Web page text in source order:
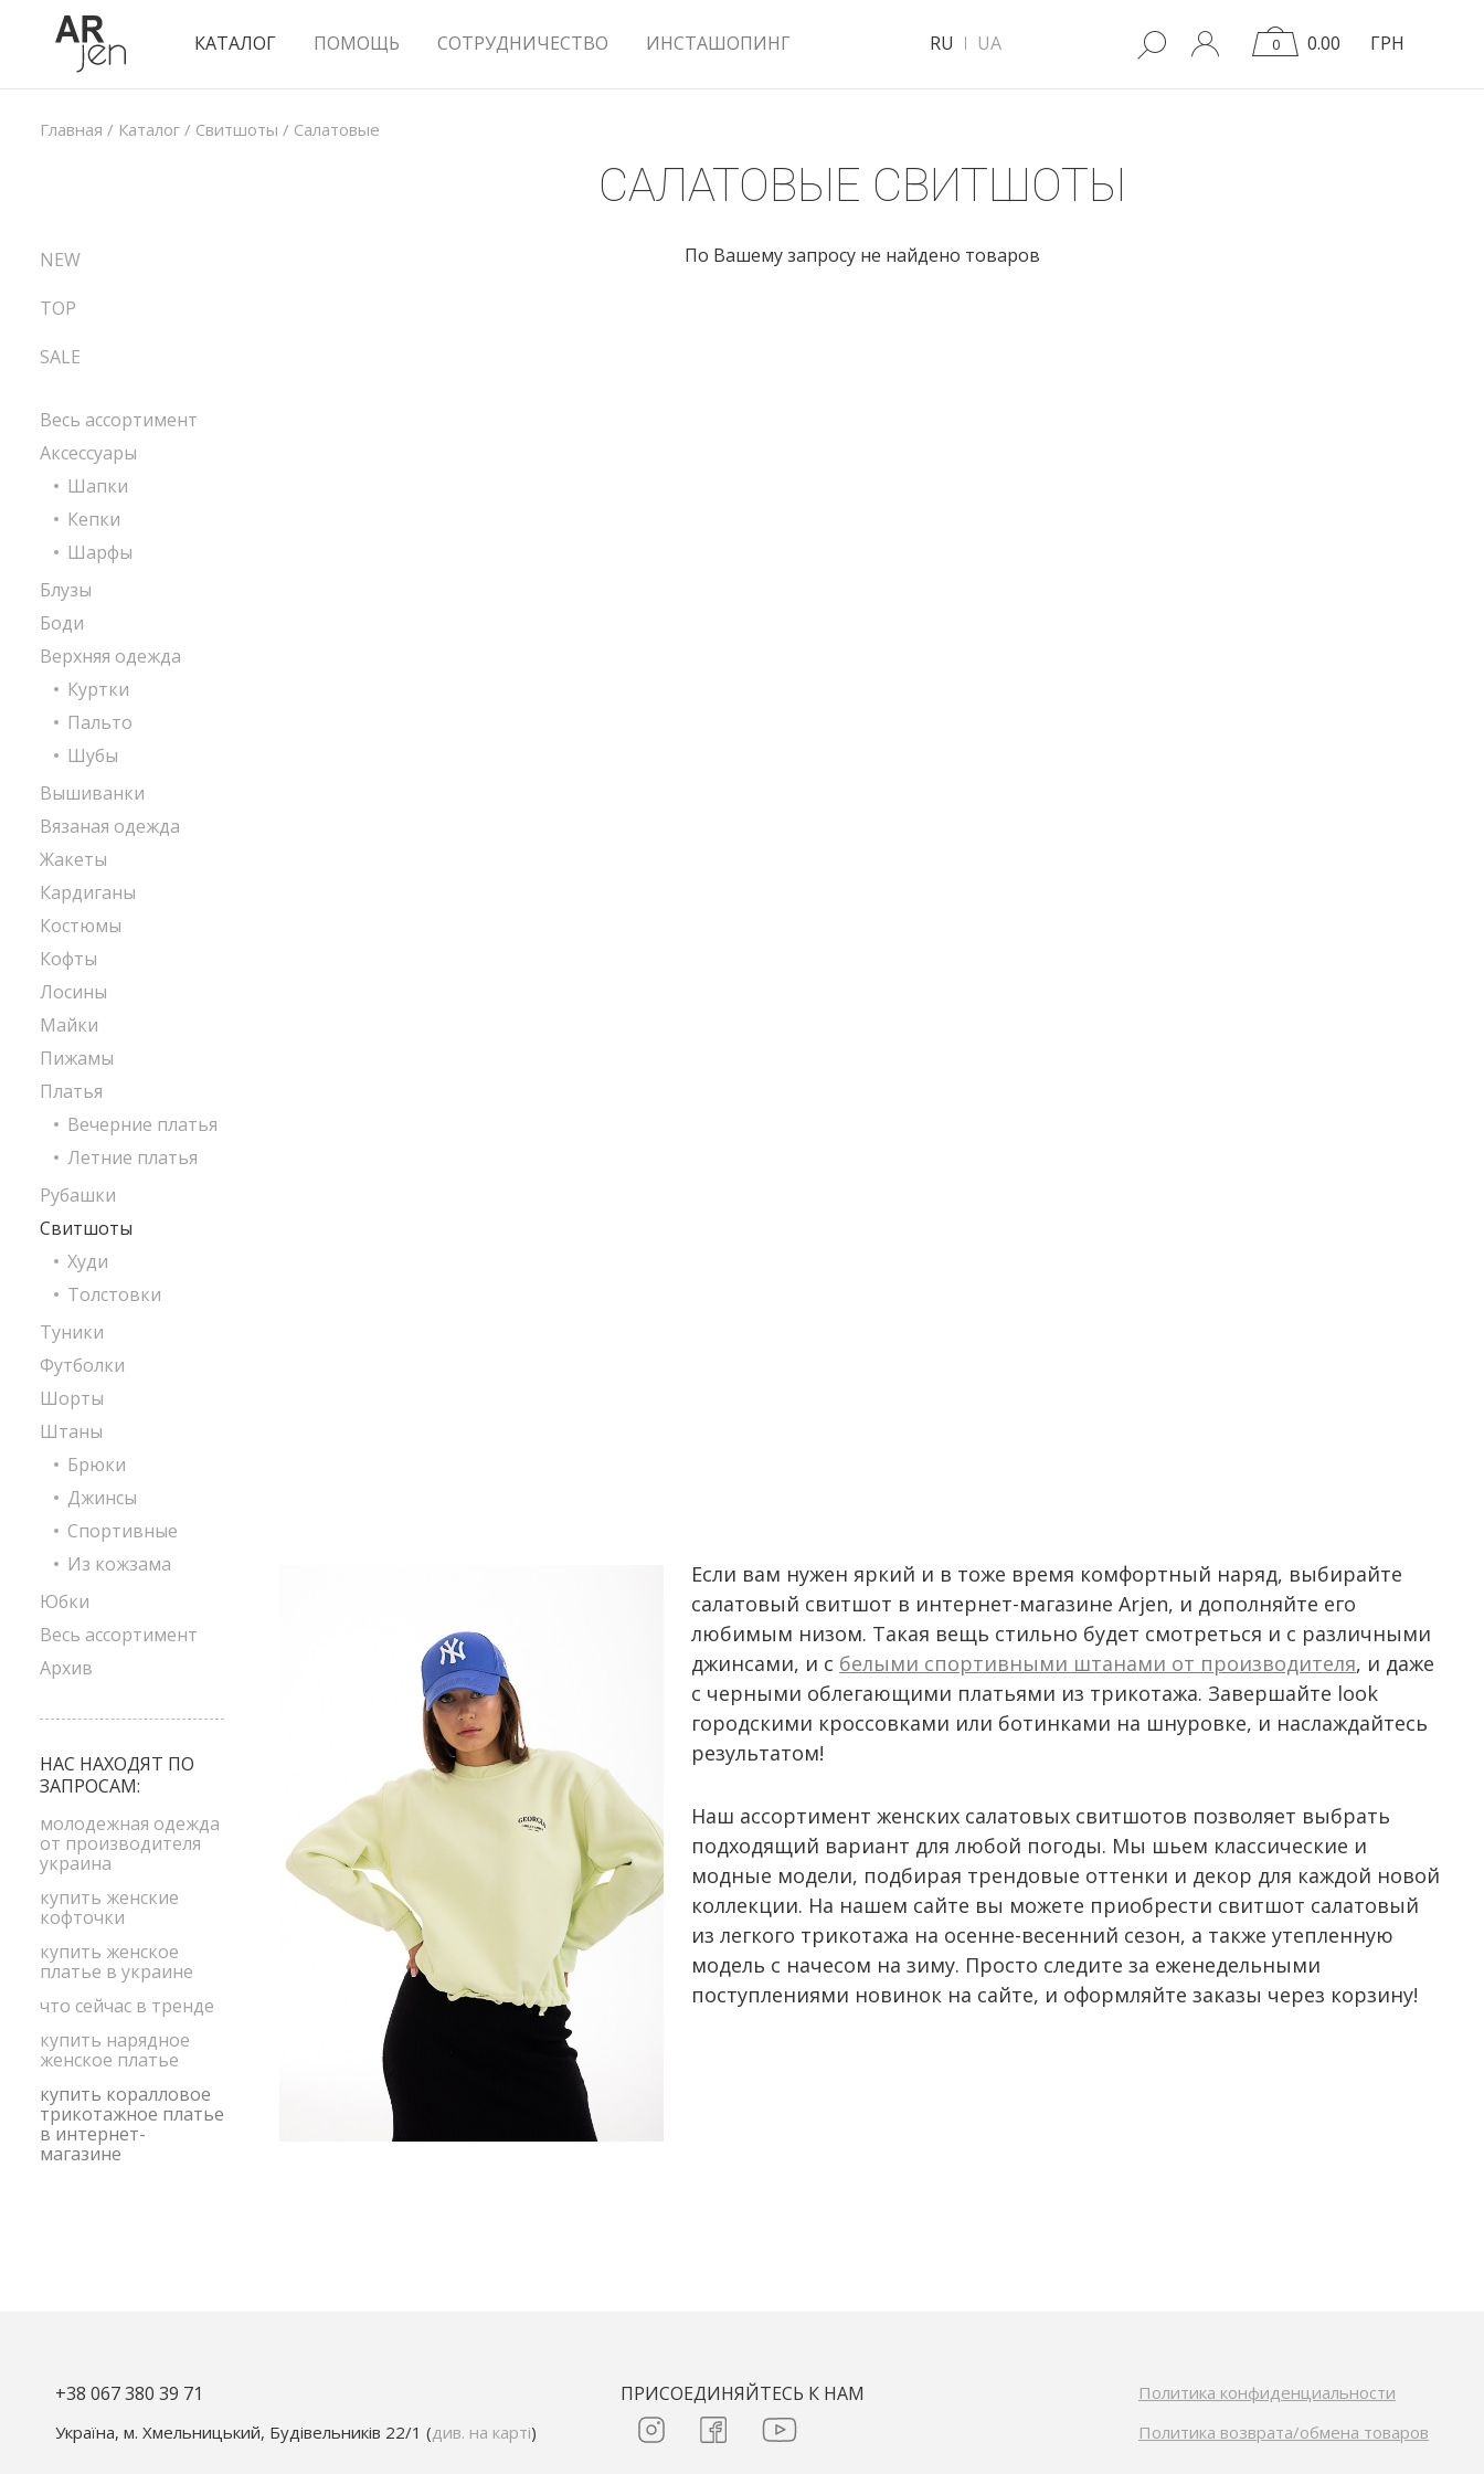
КАТАЛОГ ПОМОЩЬ СОТРУДНИЧЕСТВО ИНСТАШОПИНГ RU UA 0 0.00 ГРН
Главная / Каталог / Свитшоты / Салатовые
САЛАТОВЫЕ СВИТШОТЫ
Если вам нужен яркий и в тоже время комфортный наряд, выбирайте
салатовый свитшот в интернет-магазине Arjen, и дополняйте его
любимым низом. Такая вещь стильно будет смотреться и с различными
джинсами, и с белыми спортивными штанами от производителя, и даже
с черными облегающими платьями из трикотажа. Завершайте look
городскими кроссовками или ботинками на шнуровке, и наслаждайтесь
результатом!
Наш ассортимент женских салатовых свитшотов позволяет выбрать
подходящий вариант для любой погоды. Мы шьем классические и
модные модели, подбирая трендовые оттенки и декор для каждой новой
коллекции. На нашем сайте вы можете приобрести свитшот салатовый
из легкого трикотажа на осенне-весенний сезон, а также утепленную
модель с начесом на зиму. Просто следите за еженедельными
поступлениями новинок на сайте, и оформляйте заказы через корзину!
По Вашему запросу не найдено товаров
NEW
TOP
SALE
Весь ассортимент
Аксессуары
Шапки
Кепки
Шарфы
Блузы
Боди
Верхняя одежда
Куртки
Пальто
Шубы
Вышиванки
Вязаная одежда
Жакеты
Кардиганы
Костюмы
Кофты
Лосины
Майки
Пижамы
Платья
Вечерние платья
Летние платья
Рубашки
Свитшоты
Худи
Толстовки
Туники
Футболки
Шорты
Штаны
Брюки
Джинсы
Спортивные
Из кожзама
Юбки
Весь ассортимент
Архив
НАС НАХОДЯТ ПО
ЗАПРОСАМ:
молодежная одежда
от производителя
украина
купить женские
кофточки
купить женское
платье в украине
что сейчас в тренде
купить нарядное
женское платье
купить коралловое
трикотажное платье
в интернет-
магазине
+38 067 380 39 71
Україна, м. Хмельницький, Будівельників 22/1 (див. на карті)
ПРИСОЕДИНЯЙТЕСЬ К НАМ
Политика конфиденциальности
Политика возврата/обмена товаров